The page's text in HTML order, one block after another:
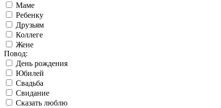
Маме
Ребенку
Друзьям
Коллеге
Жене
Повод:
День рождения
Юбилей
Свадьба
Свидание
Сказать люблю